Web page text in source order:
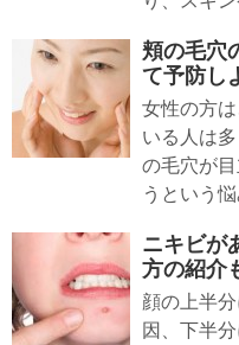
頬の毛穴
て予防し
女性の方
いる人は
の毛穴が
うという
ニキビが
方の紹介
顔の上半
因、下半